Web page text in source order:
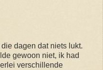
dagen dat niets lukt.
gewoon niet, ik had
verschillende